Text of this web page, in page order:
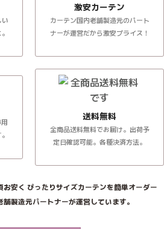
激安カーテン
カーテン国内老舗製造元のパート
ナーが運営だから激安プライス！
送料無料
全商品送料無料でお届け。出荷予
定日確認可能。各種決済方法。
安く ぴったりサイズカーテンを簡単オーダー
製造元パートナーが運営しています。